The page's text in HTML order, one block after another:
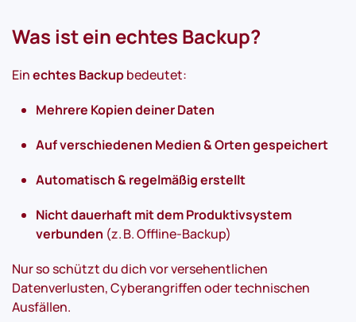
Was ist ein echtes Backup?
Einechtes Backupbedeutet:
Mehrere Kopien deiner Daten
Auf verschiedenen Medien & Orten gespeichert
Automatisch & regelmäßig erstellt
Nicht dauerhaft mit dem Produktivsystem
verbunden (z. B. Offline-Backup)
Nur so schützt du dich vor versehentlichen
Datenverlusten, Cyberangriffen oder technischen
Ausfällen.